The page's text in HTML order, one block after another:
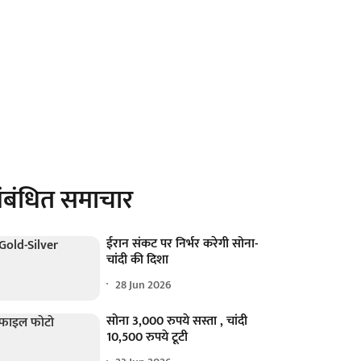
समाचार
ईरान संकट पर निर्भर करेगी सोना-
चांदी की दिशा
28 Jun 2026
सोना 3,000 रुपये सस्ता , चांदी
10,500 रुपये टूटी